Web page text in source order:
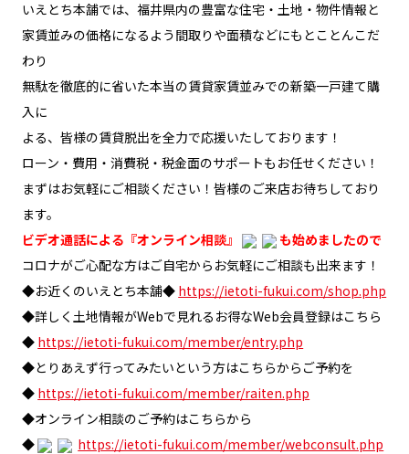
いえとち本舗では、福井県内の豊富な住宅・土地・物件情報と
家賃並みの価格になるよう間取りや面積などにもとことんこだ
わり
無駄を徹底的に省いた本当の賃貸家賃並みでの新築一戸建て購
入に
よる、皆様の賃貸脱出を全力で応援いたしております！
ローン・費用・消費税・税金面のサポートもお任せください！
まずはお気軽にご相談ください！皆様のご来店お待ちしており
ます。
ビデオ通話による『オンライン相談』
も始めましたので
コロナがご心配な方はご自宅からお気軽にご相談も出来ます！
◆お近くのいえとち本舗◆ https://ietoti-fukui.com/shop.php
◆詳しく土地情報がWebで見れるお得なWeb会員登録はこちら
◆ https://ietoti-fukui.com/member/entry.php
◆とりあえず行ってみたいという方はこちらからご予約を
◆ https://ietoti-fukui.com/member/raiten.php
◆オンライン相談のご予約はこちらから
◆
https://ietoti-fukui.com/member/webconsult.php